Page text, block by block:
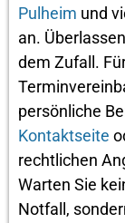
Pulheim und
an.
dem Zufall.
persönliche
Kontaktseite
rechtlichen
Warten Sie
Notfall,